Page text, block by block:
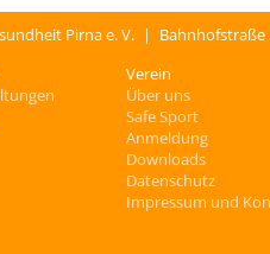
Pirna e. V. |
Verein
Über uns
Safe Sport
Anmeldung
Downloads
Datenschutz
Impressum und